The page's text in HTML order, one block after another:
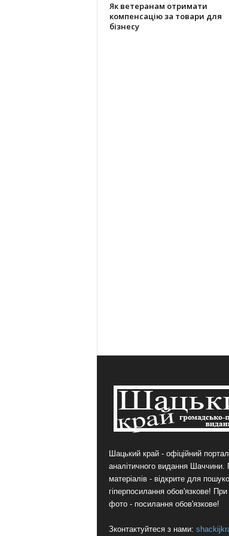
Як ветеранам отримати
компенсацію за товари для
бізнесу
Шацький край - офіційний
аналітичного видання Шаччини.
матеріалів - відкрите для
гіперпосилання обов'язкове! При
фото - посилання обов'язкове!
Зконтактуйтеся з нами: